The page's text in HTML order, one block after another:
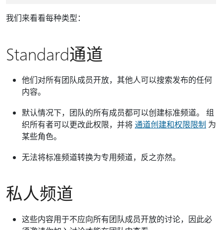
我们来看看每种类型：
Standard通道
他们对所有团队成员开放，其他人可以搜索发布的任何
内容。
默认情况下，团队的所有成员都可以创建标准频道。 组
织所有者可以更改此权限，并将通道创建和权限限制 为
某些角色。
无法将标准频道转换为专用频道，反之亦然。
私人频道
这些内容用于不应向所有团队成员开放的讨论，因此必